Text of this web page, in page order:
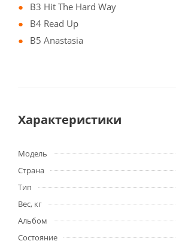
B3 Hit The Hard Way
B4 Read Up
B5 Anastasia
Характеристики
Модель
Страна
Тип
Вес, кг
Альбом
Состояние